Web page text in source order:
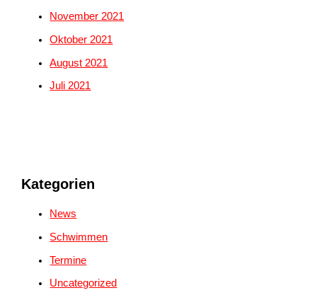
November 2021
Oktober 2021
August 2021
Juli 2021
Kategorien
News
Schwimmen
Termine
Uncategorized